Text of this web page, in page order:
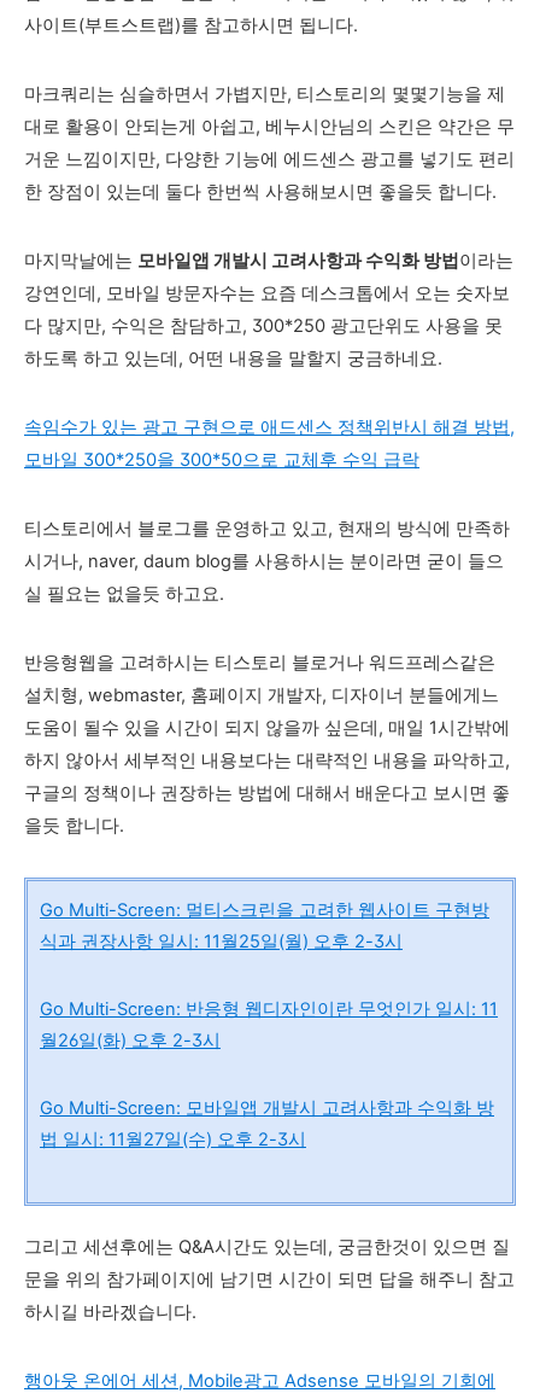
사이트(부트스트랩)를 참고하시면 됩니다.
마크쿼리는 심슬하면서 가볍지만, 티스토리의 몇몇기능을 제
대로 활용이 안되는게 아쉽고, 베누시안님의 스킨은 약간은 무
거운 느낌이지만, 다양한 기능에 에드센스 광고를 넣기도 편리
한 장점이 있는데 둘다 한번씩 사용해보시면 좋을듯 합니다.
마지막날에는 모바일앱 개발시 고려사항과 수익화 방법이라는
강연인데, 모바일 방문자수는 요즘 데스크톱에서 오는 숫자보
다 많지만, 수익은 참담하고, 300*250 광고단위도 사용을 못
하도록 하고 있는데, 어떤 내용을 말할지 궁금하네요.
속임수가 있는 광고 구현으로 애드센스 정책위반시 해결 방법,
모바일 300*250을 300*50으로 교체후 수익 급락
티스토리에서 블로그를 운영하고 있고, 현재의 방식에 만족하
시거나, naver, daum blog를 사용하시는 분이라면 굳이 들으
실 필요는 없을듯 하고요.
반응형웹을 고려하시는 티스토리 블로거나 워드프레스같은
설치형, webmaster, 홈페이지 개발자, 디자이너 분들에게느
도움이 될수 있을 시간이 되지 않을까 싶은데, 매일 1시간밖에
하지 않아서 세부적인 내용보다는 대략적인 내용을 파악하고,
구글의 정책이나 권장하는 방법에 대해서 배운다고 보시면 좋
을듯 합니다.
Go Multi-Screen: 멀티스크린을 고려한 웹사이트 구현방
식과 권장사항 일시: 11월25일(월) 오후 2-3시
Go Multi-Screen: 반응형 웹디자인이란 무엇인가 일시: 11
월26일(화) 오후 2-3시
Go Multi-Screen: 모바일앱 개발시 고려사항과 수익화 방
법 일시: 11월27일(수) 오후 2-3시
그리고 세션후에는 Q&A시간도 있는데, 궁금한것이 있으면 질
문을 위의 참가페이지에 남기면 시간이 되면 답을 해주니 참고
하시길 바라겠습니다.
행아웃 온에어 세션, Mobile광고 Adsense 모바일의 기회에